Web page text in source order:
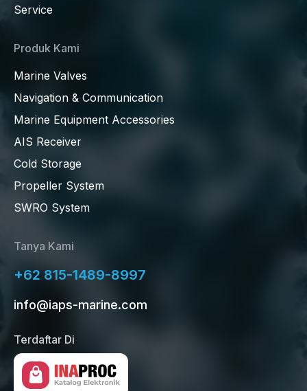
Service
Produk Kami
Marine Valves
Navigation & Communication
Marine Equipment Accessories
AIS Receiver
Cold Storage
Propeller System
SWRO System
Tanya Kami
+62 815-1489-8997
info@iaps-marine.com
Terdaftar Di